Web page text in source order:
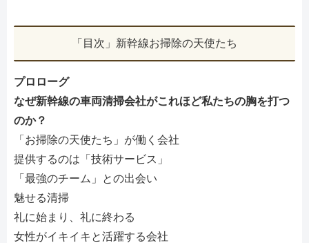
「目次」新幹線お掃除の天使たち
プロローグ
なぜ新幹線の車両清掃会社がこれほど私たちの胸を打つ
のか？
「お掃除の天使たち」が働く会社
提供するのは「技術サービス」
「最強のチーム」との出会い
魅せる清掃
礼に始まり、礼に終わる
女性がイキイキと活躍する会社